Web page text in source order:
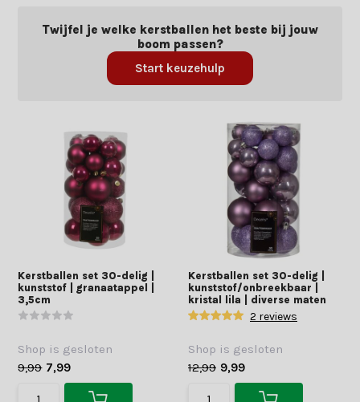
Twijfel je welke kerstballen het beste bij jouw
boom passen?
Start keuzehulp
Kerstballen set 30-delig |
kunststof | granaatappel |
3,5cm
Shop is gesloten
9,99 7,99
Kerstballen set 30-delig |
kunststof/onbreekbaar |
kristal lila | diverse maten
2 reviews
Shop is gesloten
12,99 9,99